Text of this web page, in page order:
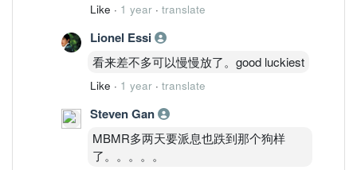
Like · 1 year · translate
Lionel Essi
看来差不多可以慢慢放了。good luckiest
Like · 1 year · translate
Steven Gan
MBMR多两天要派息也跌到那个狗样
了。。。。。